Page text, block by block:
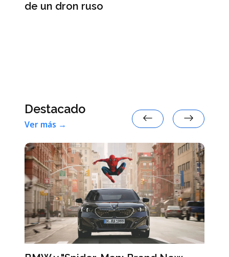
de un dron ruso
Destacado
Ver más →